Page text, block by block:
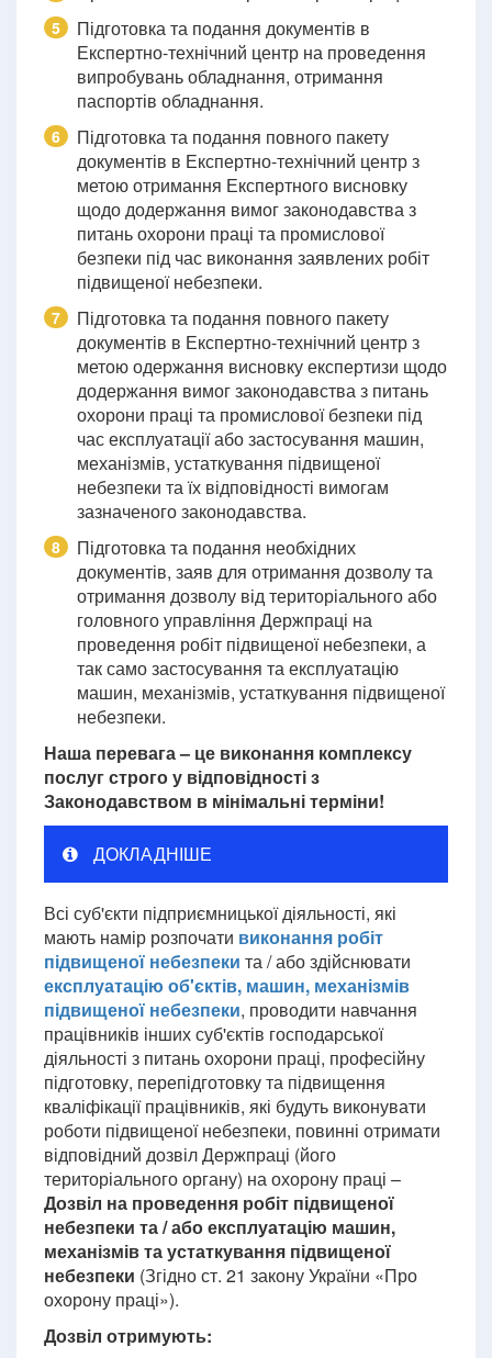
5
Підготовка та подання документів в
Експертно-технічний центр на проведення
випробувань обладнання, отримання
паспортів обладнання.
6
Підготовка та подання повного пакету
документів в Експертно-технічний центр з
метою отримання Експертного висновку
щодо додержання вимог законодавства з
питань охорони праці та промислової
безпеки під час виконання заявлених робіт
підвищеної небезпеки.
7
Підготовка та подання повного пакету
документів в Експертно-технічний центр з
метою одержання висновку експертизи щодо
додержання вимог законодавства з питань
охорони праці та промислової безпеки під
час експлуатації або застосування машин,
механізмів, устаткування підвищеної
небезпеки та їх відповідності вимогам
зазначеного законодавства.
8
Підготовка та подання необхідних
документів, заяв для отримання дозволу та
отримання дозволу від територіального або
головного управління Держпраці на
проведення робіт підвищеної небезпеки, а
так само застосування та експлуатацію
машин, механізмів, устаткування підвищеної
небезпеки.
Наша перевага – це виконання комплексу
послуг строго у відповідності з
Законодавством в мінімальні терміни!
ДОКЛАДНІШЕ
Всі суб'єкти підприємницької діяльності, які
мають намір розпочати виконання робіт
підвищеної небезпеки та / або здійснювати
експлуатацію об'єктів, машин, механізмів
підвищеної небезпеки, проводити навчання
працівників інших суб'єктів господарської
діяльності з питань охорони праці, професійну
підготовку, перепідготовку та підвищення
кваліфікації працівників, які будуть виконувати
роботи підвищеної небезпеки, повинні отримати
відповідний дозвіл Держпраці (його
територіального органу) на охорону праці –
Дозвіл на проведення робіт підвищеної
небезпеки та / або експлуатацію машин,
механізмів та устаткування підвищеної
небезпеки (Згідно ст. 21 закону України «Про
охорону праці»).
Дозвіл отримують: